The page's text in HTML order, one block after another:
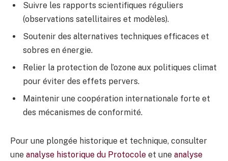
Suivre les rapports scientifiques réguliers
(observations satellitaires et modèles).
Soutenir des alternatives techniques efficaces et
sobres en énergie.
Relier la protection de l’ozone aux politiques climat
pour éviter des effets pervers.
Maintenir une coopération internationale forte et
des mécanismes de conformité.
Pour une plongée historique et technique, consulter
une analyse historique du Protocole et une analyse